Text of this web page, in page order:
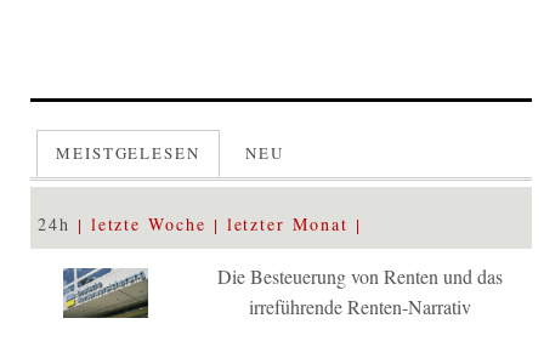
MEISTGELESEN NEU
24h letzte Woche letzter Monat
Die Besteuerung von Renten und das
irreführende Renten-Narrativ